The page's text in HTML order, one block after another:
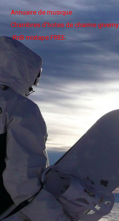
Annuaire de musique
Chambres d'hotes de charme giverny
RnB mixtape FREE